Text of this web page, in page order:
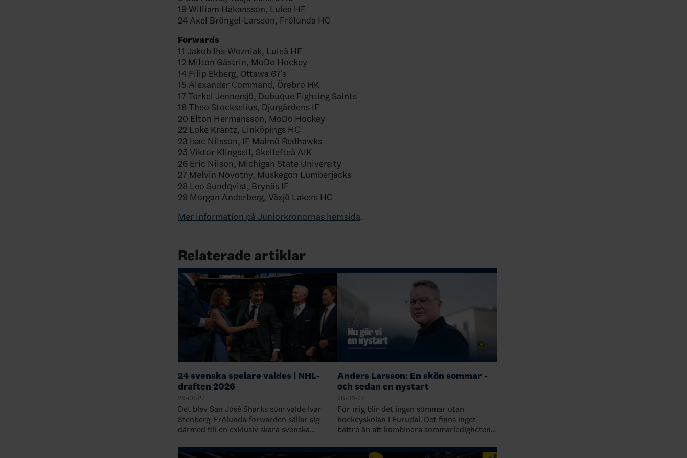
19 William Håkansson, Luleå HF
24 Axel Bröngel-Larsson, Frölunda HC
Forwards
11 Jakob Ihs-Wozniak, Luleå HF
12 Milton Gästrin, MoDo Hockey
14 Filip Ekberg, Ottawa 67's
15 Alexander Command, Örebro HK
17 Torkel Jennersjö, Dubuque Fighting Saints
18 Theo Stockselius, Djurgårdens IF
20 Elton Hermansson, MoDo Hockey
22 Loke Krantz, Linköpings HC
23 Isac Nilsson, IF Malmö Redhawks
25 Viktor Klingsell, Skellefteå AIK
26 Eric Nilson, Michigan State University
27 Melvin Novotny, Muskegon Lumberjacks
28 Leo Sundqvist, Brynäs IF
29 Morgan Anderberg, Växjö Lakers HC
Mer information på Juniorkronornas hemsida.
Relaterade artiklar
24 svenska spelare valdes i NHL-
draften 2026
26-06-27
Det blev San José Sharks som valde Ivar
Stenberg. Frölunda-forwarden sällar sig
därmed till en exklusiv skara svenska
1: Mats Sundin, Quebec, 19891: Rasmu…
Anders Larsson: En skön sommar -
och sedan en nystart
26-06-27
För mig blir det ingen sommar utan
hockeyskolan i Furudal. Det finns inget
bättre än att kombinera sommarledigheten i
på hockeyskolan i Furudal. Den är inne…